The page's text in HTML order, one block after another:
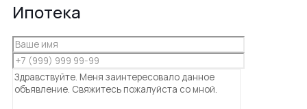
Ипотека